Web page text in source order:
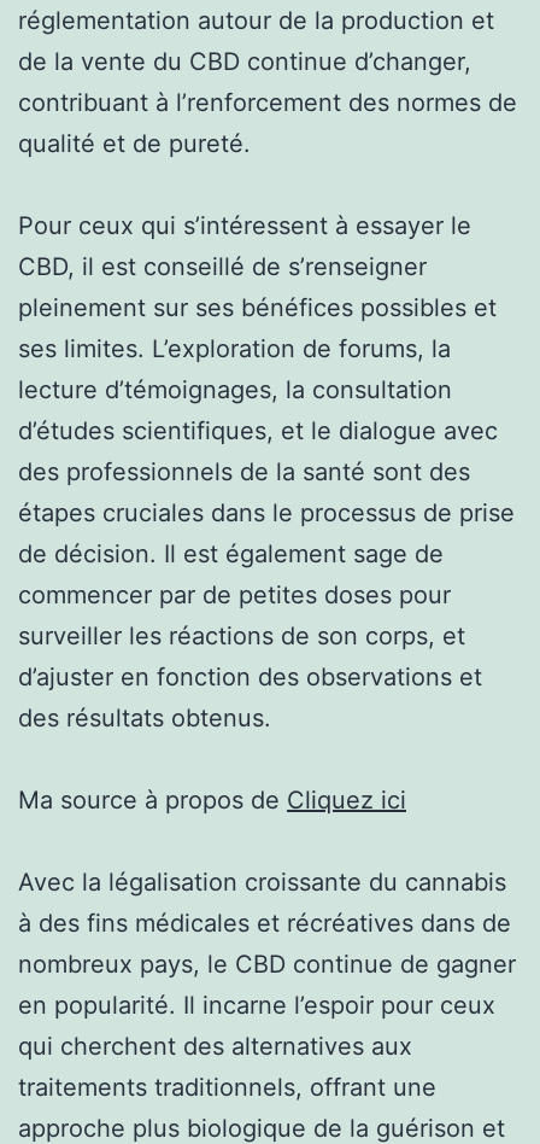
réglementation autour de la production et
de la vente du CBD continue d’changer,
contribuant à l’renforcement des normes de
qualité et de pureté.
Pour ceux qui s’intéressent à essayer le
CBD, il est conseillé de s’renseigner
pleinement sur ses bénéfices possibles et
ses limites. L’exploration de forums, la
lecture d’témoignages, la consultation
d’études scientifiques, et le dialogue avec
des professionnels de la santé sont des
étapes cruciales dans le processus de prise
de décision. Il est également sage de
commencer par de petites doses pour
surveiller les réactions de son corps, et
d’ajuster en fonction des observations et
des résultats obtenus.
Ma source à propos de Cliquez ici
Avec la légalisation croissante du cannabis
à des fins médicales et récréatives dans de
nombreux pays, le CBD continue de gagner
en popularité. Il incarne l’espoir pour ceux
qui cherchent des alternatives aux
traitements traditionnels, offrant une
approche plus biologique de la guérison et